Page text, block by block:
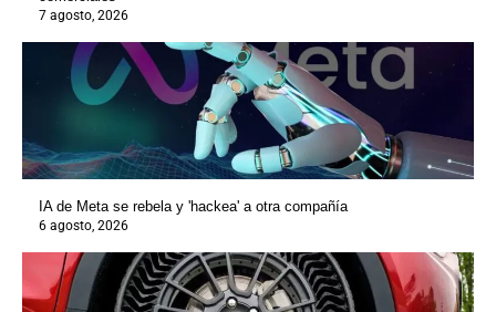
7 agosto, 2026
IA de Meta se rebela y 'hackea' a otra compañía
6 agosto, 2026